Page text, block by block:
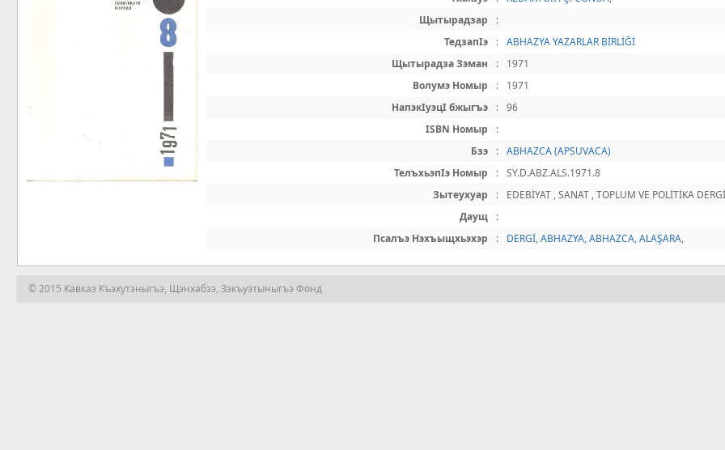
Щытырадзар
:
ТедзапIэ
:
ABHAZYA YAZARLAR BİRLİĞİ
Щытырадза Зэман
:
1971
Волумэ Номыр
:
1971
НапэкIуэцI бжыгъэ
:
96
ISBN Номыр
:
Бзэ
:
ABHAZCA (APSUVACA)
ТелъхьэпIэ Номыр
:
SY.D.ABZ.ALS.1971.8
Зытеухуар
:
EDEBİYAT , SANAT , TOPLUM VE POLİTİKA
Даущ
:
Псалъэ Нэхъыщхьэхэр
: DERGİ,ABHAZYA,ABHAZCA,ALAŞARA,
© 2015 Кавказ Къэхутэныгъэ, Щэнхабзэ, Зэкъуэтыныгъэ Фонд